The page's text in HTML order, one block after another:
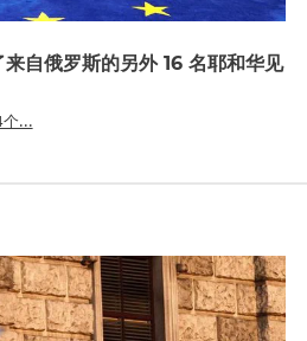
自俄罗斯的另外 16 名耶和华见
...